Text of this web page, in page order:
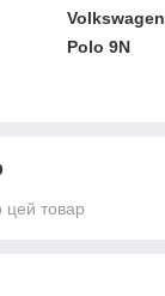
Volkswagen
Polo 9N
цей товар